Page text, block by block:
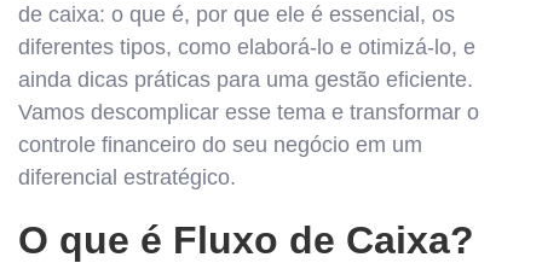
de caixa: o que é, por que ele é essencial, os
diferentes tipos, como elaborá-lo e otimizá-lo, e
ainda dicas práticas para uma gestão eficiente.
Vamos descomplicar esse tema e transformar o
controle financeiro do seu negócio em um
diferencial estratégico.
O que é Fluxo de Caixa?